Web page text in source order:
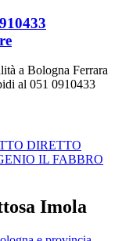
a Bologna Ferrara
al 051 0910433
DIRETTO
IL FABBRO
Imola